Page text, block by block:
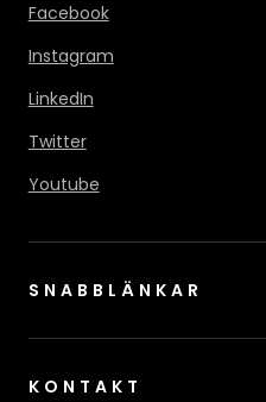
Facebook
Instagram
LinkedIn
Twitter
Youtube
SNABBLÄNKAR
KONTAKT